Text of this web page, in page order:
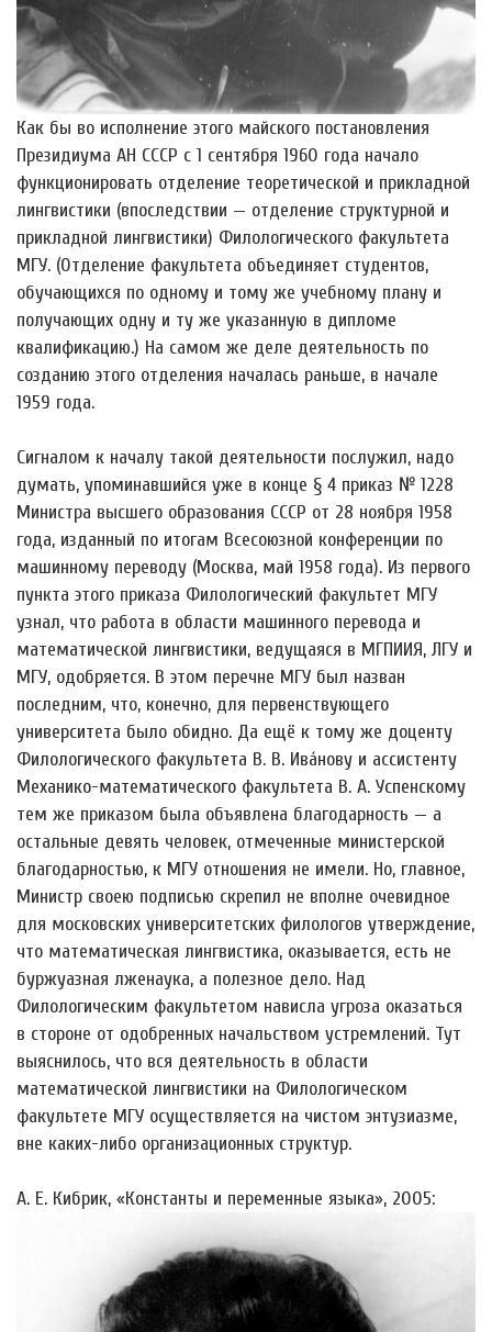
Как бы во исполнение этого майского постановления
Президиума АН СССР с 1 сентября 1960 года начало
функционировать отделение теоретической и прикладной
лингвистики (впоследствии — отделение структурной и
прикладной лингвистики) Филологического факультета
МГУ. (Отделение факультета объединяет студентов,
обучающихся по одному и тому же учебному плану и
получающих одну и ту же указанную в дипломе
квалификацию.) На самом же деле деятельность по
созданию этого отделения началась раньше, в начале
1959 года.
Сигналом к началу такой деятельности послужил, надо
думать, упоминавшийся уже в конце § 4 приказ № 1228
Министра высшего образования СССР от 28 ноября 1958
года, изданный по итогам Всесоюзной конференции по
машинному переводу (Москва, май 1958 года). Из первого
пункта этого приказа Филологический факультет МГУ
узнал, что работа в области машинного перевода и
математической лингвистики, ведущаяся в МГПИИЯ, ЛГУ и
МГУ, одобряется. В этом перечне МГУ был назван
последним, что, конечно, для первенствующего
университета было обидно. Да ещё к тому же доценту
Филологического факультета В. В. Ива́нову и ассистенту
Механико-математического факультета В. А. Успенскому
тем же приказом была объявлена благодарность — а
остальные девять человек, отмеченные министерской
благодарностью, к МГУ отношения не имели. Но, главное,
Министр своею подписью скрепил не вполне очевидное
для московских университетских филологов утверждение,
что математическая лингвистика, оказывается, есть не
буржуазная лженаука, а полезное дело. Над
Филологическим факультетом нависла угроза оказаться
в стороне от одобренных начальством устремлений. Тут
выяснилось, что вся деятельность в области
математической лингвистики на Филологическом
факультете МГУ осуществляется на чистом энтузиазме,
вне каких-либо организационных структур.
А. Е. Кибрик, «Константы и переменные языка», 2005: